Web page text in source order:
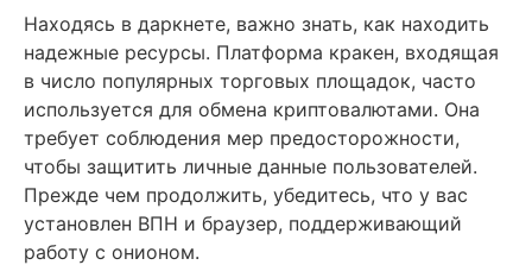
Находясь в даркнете, важно знать, как находить
надежные ресурсы. Платформа кракен, входящая
в число популярных торговых площадок, часто
используется для обмена криптовалютами. Она
требует соблюдения мер предосторожности,
чтобы защитить личные данные пользователей.
Прежде чем продолжить, убедитесь, что у вас
установлен ВПН и браузер, поддерживающий
работу с онионом.